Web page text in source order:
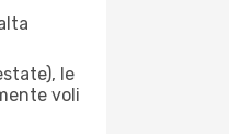
le
voli